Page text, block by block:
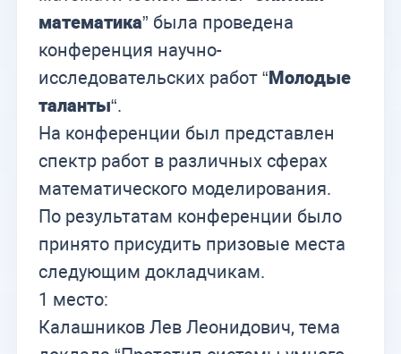
математика” была проведена
конференция научно-
исследовательских работ “Молодые
таланты“.
На конференции был представлен
спектр работ в различных сферах
математического моделирования.
По результатам конференции было
принято присудить призовые места
следующим докладчикам.
1 место:
Калашников Лев Леонидович, тема